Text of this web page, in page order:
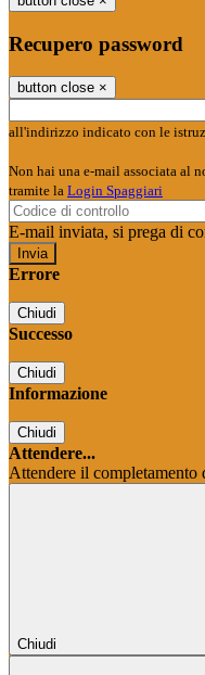
Recupero password
button close ×
all'indirizzo indicato con le
Non hai una e-mail associata al
tramite la Login Spaggiari
E-mail inviata, si prega di
Errore
Chiudi
Successo
Chiudi
Informazione
Chiudi
Attendere...
Attendere il completamento
Chiudi